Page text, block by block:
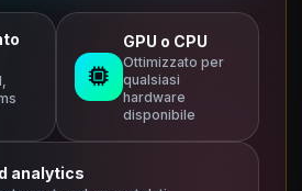
GPU o CPU
Ottimizzato per
qualsiasi
hardware
disponibile
analytics